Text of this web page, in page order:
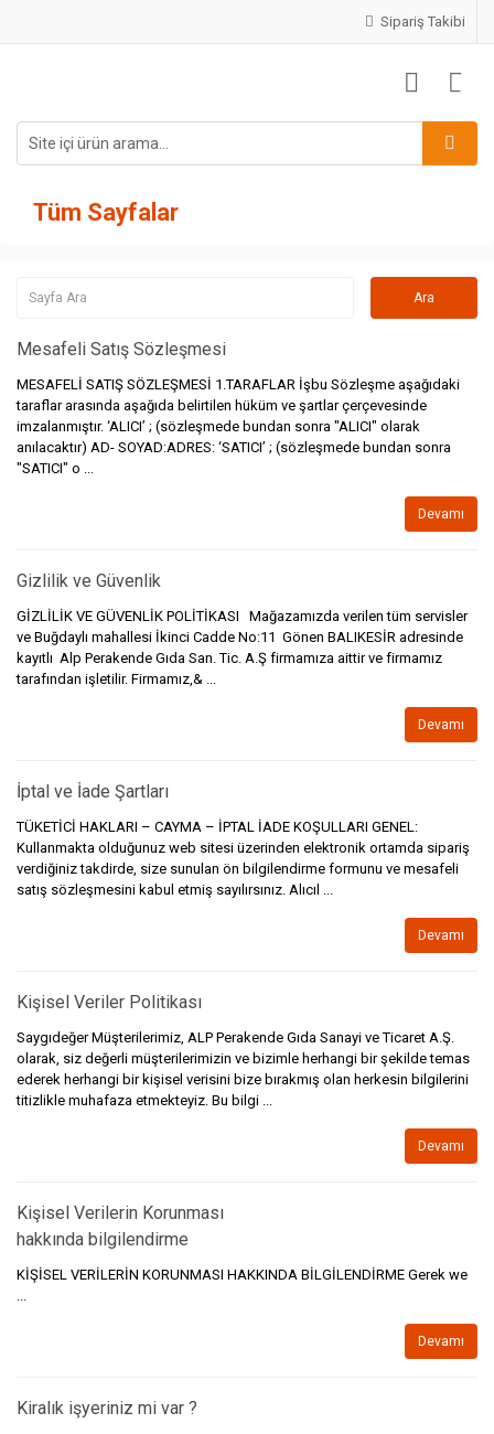
Sipariş Takibi
Tüm Sayfalar
Mesafeli Satış Sözleşmesi
MESAFELİ SATIŞ SÖZLEŞMESİ 1.TARAFLAR İşbu Sözleşme aşağıdaki
taraflar arasında aşağıda belirtilen hüküm ve şartlar çerçevesinde
imzalanmıştır. ‘ALICI’ ; (sözleşmede bundan sonra "ALICI" olarak
anılacaktır) AD- SOYAD:ADRES: ‘SATICI’ ; (sözleşmede bundan sonra
"SATICI" o ...
Devamı
Gizlilik ve Güvenlik
GİZLİLİK VE GÜVENLİK POLİTİKASI Mağazamızda verilen tüm servisler
ve Buğdaylı mahallesi İkinci Cadde No:11 Gönen BALIKESİR adresinde
kayıtlı Alp Perakende Gıda San. Tic. A.Ş firmamıza aittir ve firmamız
tarafından işletilir. Firmamız,& ...
Devamı
İptal ve İade Şartları
TÜKETİCİ HAKLARI – CAYMA – İPTAL İADE KOŞULLARI GENEL:
Kullanmakta olduğunuz web sitesi üzerinden elektronik ortamda sipariş
verdiğiniz takdirde, size sunulan ön bilgilendirme formunu ve mesafeli
satış sözleşmesini kabul etmiş sayılırsınız. Alıcıl ...
Devamı
Kişisel Veriler Politikası
Saygıdeğer Müşterilerimiz, ALP Perakende Gıda Sanayi ve Ticaret A.Ş.
olarak, siz değerli müşterilerimizin ve bizimle herhangi bir şekilde temas
ederek herhangi bir kişisel verisini bize bırakmış olan herkesin bilgilerini
titizlikle muhafaza etmekteyiz. Bu bilgi ...
Devamı
Kişisel Verilerin Korunması
hakkında bilgilendirme
KİŞİSEL VERİLERİN KORUNMASI HAKKINDA BİLGİLENDİRME Gerek we
...
Devamı
Kiralık işyeriniz mi var ?